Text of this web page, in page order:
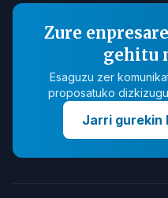
Zure
gehitu
Esaguzu zer
proposatuko
Jarri gurekin